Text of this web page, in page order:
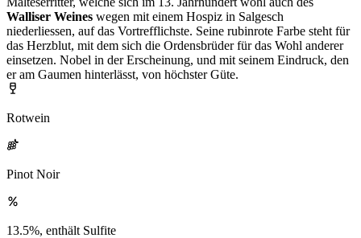
Walliser Weines wegen mit einem Hospiz in Salgesch
niederliessen, auf das Vortrefflichste. Seine rubinrote Farbe steht für
das Herzblut, mit dem sich die Ordensbrüder für das Wohl anderer
einsetzen. Nobel in der Erscheinung, und mit seinem Eindruck, den
er am Gaumen hinterlässt, von höchster Güte.
Rotwein
Pinot Noir
13.5%, enthält Sulfite